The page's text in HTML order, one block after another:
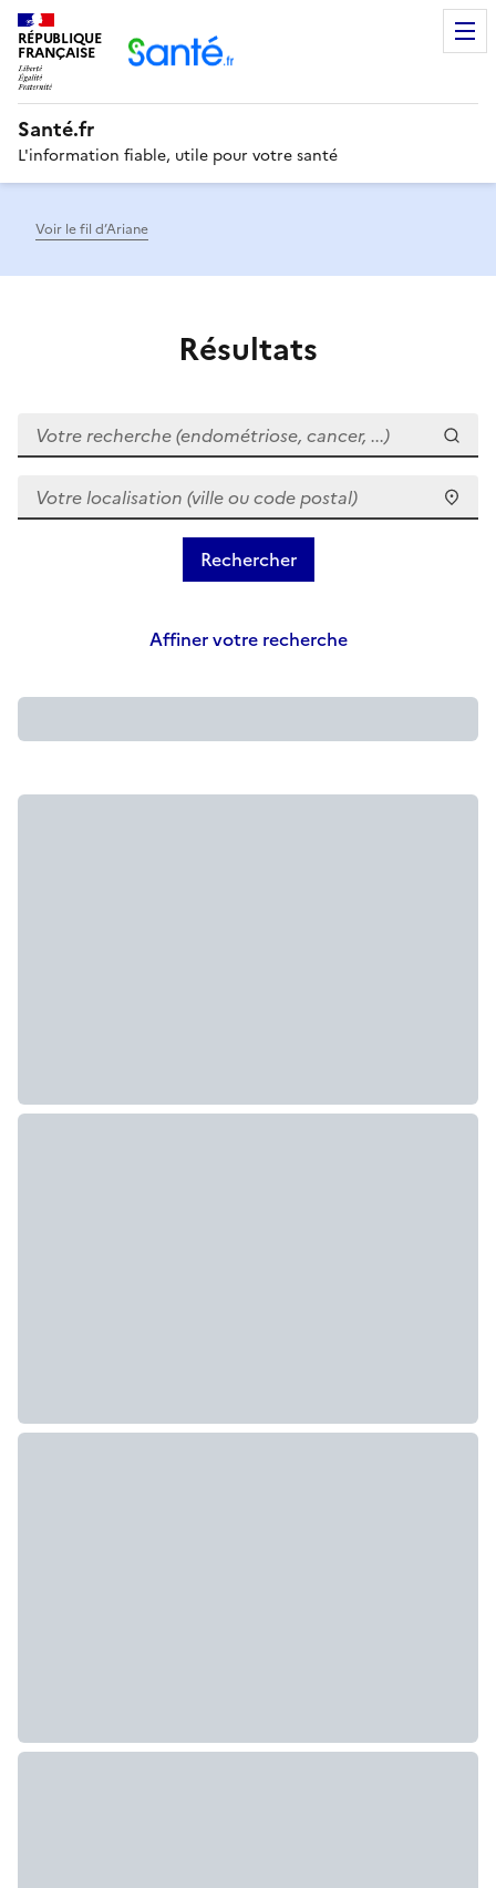
RÉPUBLIQUE
FRANÇAISE
Santé.fr
L'information fiable, utile pour votre santé
Voir le fil d’Ariane
Résultats
Votre recherche (endométriose, cancer, ...)
Votre localisation (ville ou code postal)
Affiner votre recherche